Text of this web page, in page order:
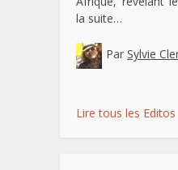
la suite…
Par Sylvie
Lire tous les Editos